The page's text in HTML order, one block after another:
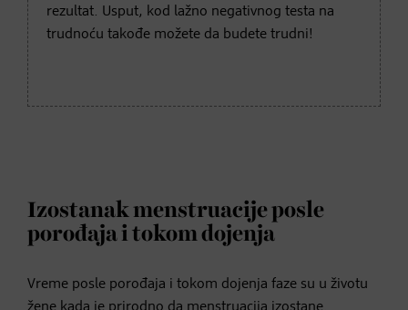
rezultat. Usput, kod lažno negativnog testa na
trudnoću takođe možete da budete trudni!
Izostanak menstruacije posle
porođaja i tokom dojenja
Vreme posle porođaja i tokom dojenja faze su u životu
žene kada je prirodno da menstruacija izostane.